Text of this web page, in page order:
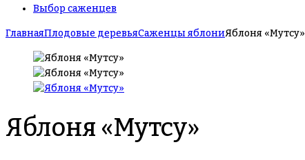
Выбор саженцев
ГлавнаяПлодовые деревьяСаженцы яблониЯблоня «Мутсу»
Яблоня «Мутсу»